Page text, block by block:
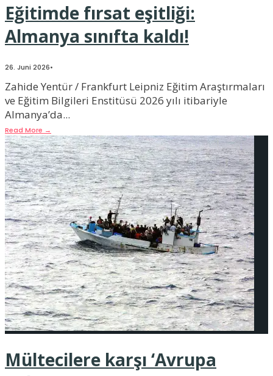
Eğitimde fırsat eşitliği:
Almanya sınıfta kaldı!
26. Juni 2026•
Zahide Yentür / Frankfurt Leipniz Eğitim Araştırmaları
ve Eğitim Bilgileri Enstitüsü 2026 yılı itibariyle
Almanya’da...
Read More →
Mültecilere karşı ‘Avrupa